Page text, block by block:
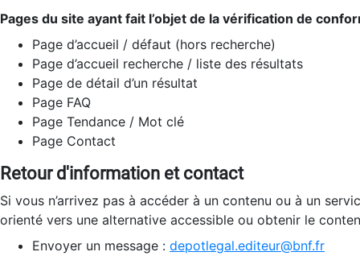
Pages du site ayant fait l’objet de la vérification de
Page d’accueil / défaut (hors recherche)
Page d’accueil recherche / liste des résultats
Page de détail d’un résultat
Page FAQ
Page Tendance / Mot clé
Page Contact
Retour d'information et contact
Si vous n’arrivez pas à accéder à un contenu ou à un
orienté vers une alternative accessible ou obtenir le
Envoyer un message : depotlegal.editeur@bnf.fr